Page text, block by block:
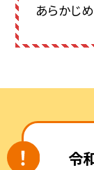
あらかじ
令